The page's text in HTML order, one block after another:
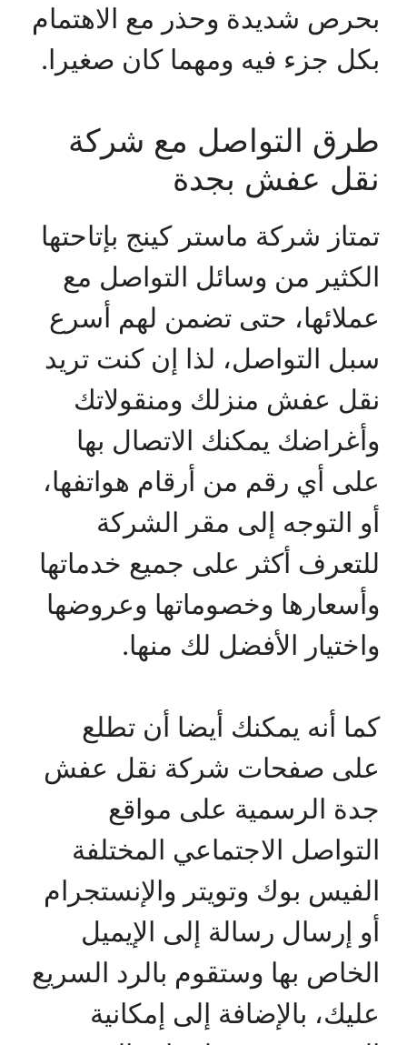
بحرص شديدة وحذر مع الاهتمام
بكل جزء فيه ومهما كان صغيرا.
طرق التواصل مع شركة
نقل عفش بجدة
تمتاز شركة ماستر كينج بإتاحتها
الكثير من وسائل التواصل مع
عملائها، حتى تضمن لهم أسرع
سبل التواصل، لذا إن كنت تريد
نقل عفش منزلك ومنقولاتك
وأغراضك يمكنك الاتصال بها
على أي رقم من أرقام هواتفها،
أو التوجه إلى مقر الشركة
للتعرف أكثر على جميع خدماتها
وأسعارها وخصوماتها وعروضها
واختيار الأفضل لك منها.
كما أنه يمكنك أيضا أن تطلع
على صفحات شركة نقل عفش
جدة الرسمية على مواقع
التواصل الاجتماعي المختلفة
الفيس بوك وتويتر والإنستجرام
أو إرسال رسالة إلى الإيميل
الخاص بها وستقوم بالرد السريع
عليك، بالإضافة إلى إمكانية